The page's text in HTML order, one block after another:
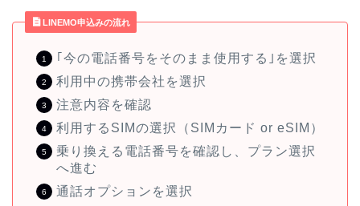
LINEMO申込みの流れ
｢今の電話番号をそのまま使用する｣を選択
利用中の携帯会社を選択
注意内容を確認
利用するSIMの選択（SIMカード or eSIM）
乗り換える電話番号を確認し、プラン選択
へ進む
通話オプションを選択